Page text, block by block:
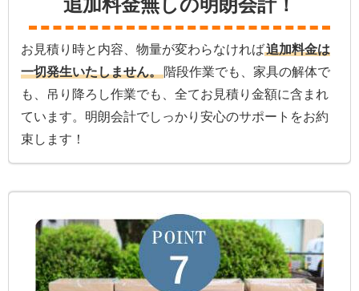
追加料金無しの明朗会計！
お見積り時と内容、物量が変わらなければ追加料金は
一切発生いたしません。階段作業でも、家具の解体で
も、吊り降ろし作業でも、全てお見積り金額に含まれ
ています。明朗会計でしっかり安心のサポートをお約
束します！